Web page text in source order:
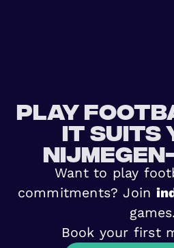
Play
it suits
Want to play
commitments? Join
games.
Book your first